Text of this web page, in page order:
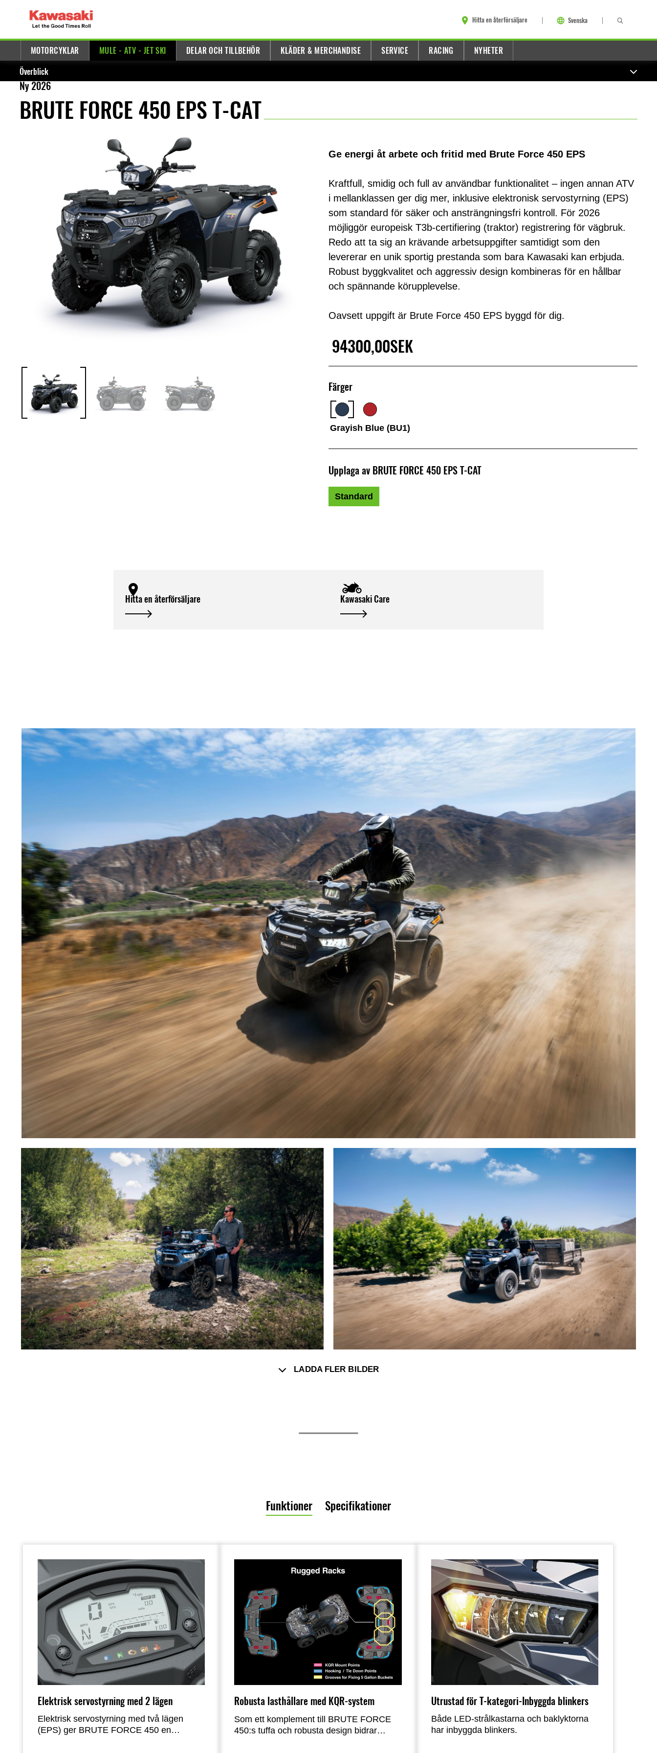
Hitta en återförsäljare Svenska
MOTORCYKLAR MULE - ATV - JET SKI DELAR OCH TILLBEHÖR KLÄDER & MERCHANDISE SERVICE RACING NYHETER
Överblick
Ny 2026
BRUTE FORCE 450 EPS T-CAT
Ge energi åt arbete och fritid med Brute Force 450 EPS
Kraftfull, smidig och full av användbar funktionalitet – ingen annan ATV
i mellanklassen ger dig mer, inklusive elektronisk servostyrning (EPS)
som standard för säker och ansträngningsfri kontroll. För 2026
möjliggör europeisk T3b-certifiering (traktor) registrering för vägbruk.
Redo att ta sig an krävande arbetsuppgifter samtidigt som den
levererar en unik sportig prestanda som bara Kawasaki kan erbjuda.
Robust byggkvalitet och aggressiv design kombineras för en hållbar
och spännande körupplevelse.
Oavsett uppgift är Brute Force 450 EPS byggd för dig.
94300,00SEK
Färger
Grayish Blue (BU1)
Upplaga av BRUTE FORCE 450 EPS T-CAT
Standard
Hitta en återförsäljare Kawasaki Care
LADDA FLER BILDER
Funktioner Specifikationer
Elektrisk servostyrning med 2 lägen
Elektrisk servostyrning med två lägen
(EPS) ger BRUTE FORCE 450 en
Robusta lasthållare med KQR-system
Som ett komplement till BRUTE FORCE
450:s tuffa och robusta design bidrar
Utrustad för T-kategori-Inbyggda blinkers
Både LED-strålkastarna och baklyktorna
har inbyggda blinkers.